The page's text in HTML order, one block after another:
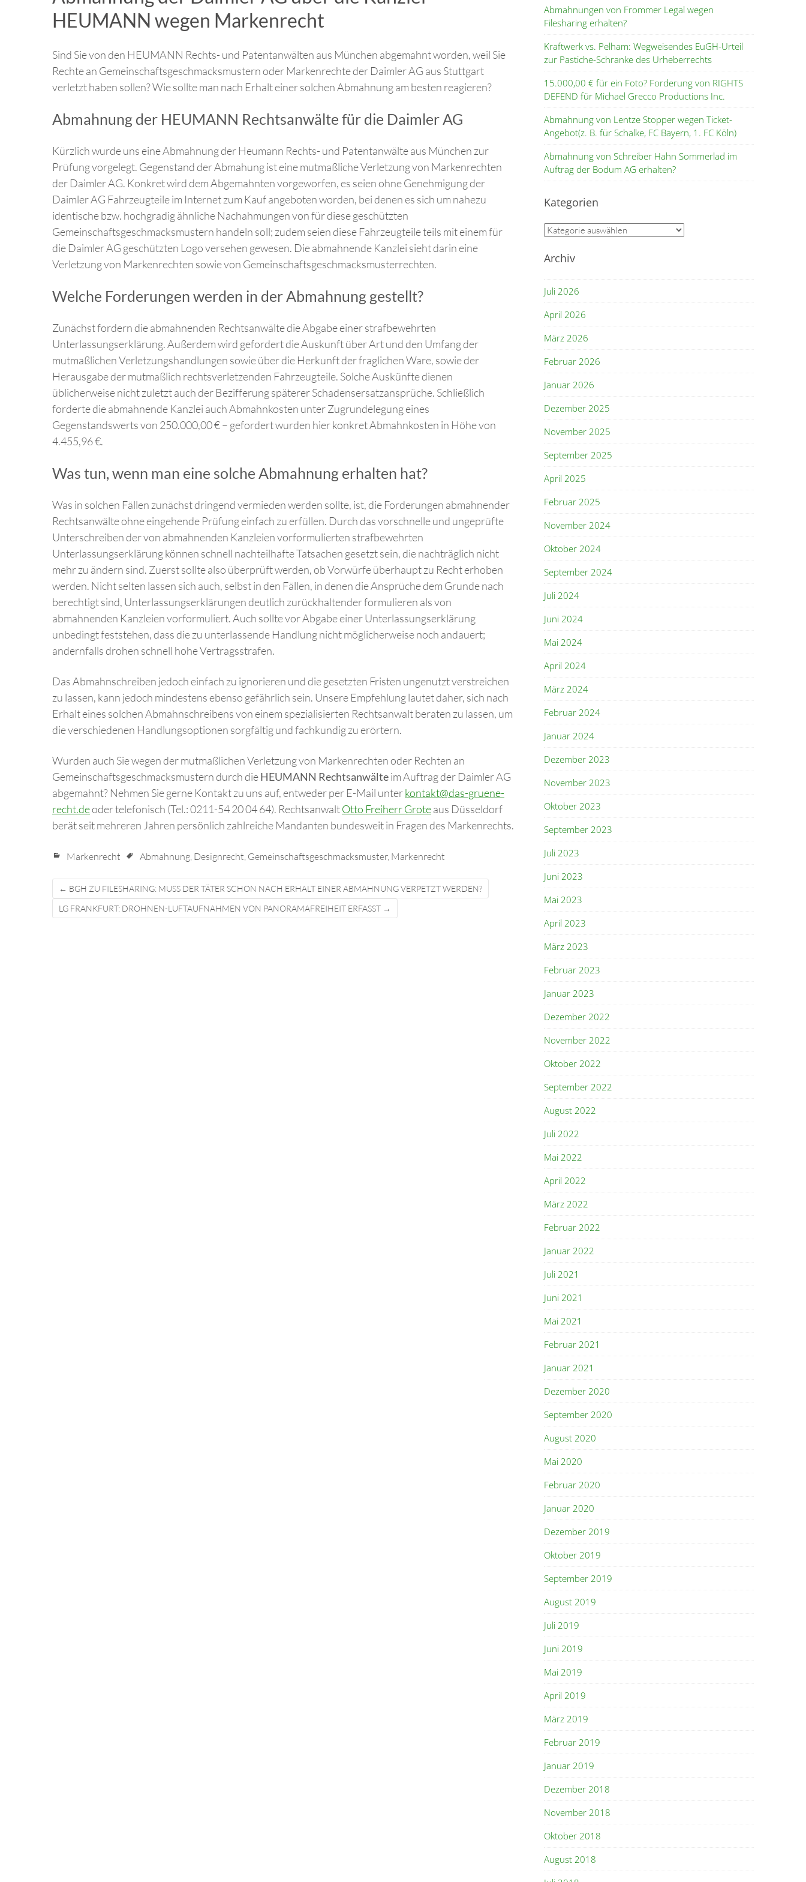
HEUMANN wegen Markenrecht
Sind Sie von den HEUMANN Rechts- und Patentanwälten aus München abgemahnt worden, weil Sie
Rechte an Gemeinschaftsgeschmacksmustern oder Markenrechte der Daimler AG aus Stuttgart
verletzt haben sollen? Wie sollte man nach Erhalt einer solchen Abmahnung am besten reagieren?
Abmahnung der HEUMANN Rechtsanwälte für die Daimler AG
Kürzlich wurde uns eine Abmahnung der Heumann Rechts- und Patentanwälte aus München zur
Prüfung vorgelegt. Gegenstand der Abmahung ist eine mutmaßliche Verletzung von Markenrechten
der Daimler AG. Konkret wird dem Abgemahnten vorgeworfen, es seien ohne Genehmigung der
Daimler AG Fahrzeugteile im Internet zum Kauf angeboten worden, bei denen es sich um nahezu
identische bzw. hochgradig ähnliche Nachahmungen von für diese geschützten
Gemeinschaftsgeschmacksmustern handeln soll; zudem seien diese Fahrzeugteile teils mit einem für
die Daimler AG geschützten Logo versehen gewesen. Die abmahnende Kanzlei sieht darin eine
Verletzung von Markenrechten sowie von Gemeinschaftsgeschmacksmusterrechten.
Welche Forderungen werden in der Abmahnung gestellt?
Zunächst fordern die abmahnenden Rechtsanwälte die Abgabe einer strafbewehrten
Unterlassungserklärung. Außerdem wird gefordert die Auskunft über Art und den Umfang der
mutmaßlichen Verletzungshandlungen sowie über die Herkunft der fraglichen Ware, sowie der
Herausgabe der mutmaßlich rechtsverletzenden Fahrzeugteile. Solche Auskünfte dienen
üblicherweise nicht zuletzt auch der Bezifferung späterer Schadensersatzansprüche. Schließlich
forderte die abmahnende Kanzlei auch Abmahnkosten unter Zugrundelegung eines
Gegenstandswerts von 250.000,00 € – gefordert wurden hier konkret Abmahnkosten in Höhe von
4.455,96 €.
Was tun, wenn man eine solche Abmahnung erhalten hat?
Was in solchen Fällen zunächst dringend vermieden werden sollte, ist, die Forderungen abmahnender
Rechtsanwälte ohne eingehende Prüfung einfach zu erfüllen. Durch das vorschnelle und ungeprüfte
Unterschreiben der von abmahnenden Kanzleien vorformulierten strafbewehrten
Unterlassungserklärung können schnell nachteilhafte Tatsachen gesetzt sein, die nachträglich nicht
mehr zu ändern sind. Zuerst sollte also überprüft werden, ob Vorwürfe überhaupt zu Recht erhoben
werden. Nicht selten lassen sich auch, selbst in den Fällen, in denen die Ansprüche dem Grunde nach
berechtigt sind, Unterlassungserklärungen deutlich zurückhaltender formulieren als von
abmahnenden Kanzleien vorformuliert. Auch sollte vor Abgabe einer Unterlassungserklärung
unbedingt feststehen, dass die zu unterlassende Handlung nicht möglicherweise noch andauert;
andernfalls drohen schnell hohe Vertragsstrafen.
Das Abmahnschreiben jedoch einfach zu ignorieren und die gesetzten Fristen ungenutzt verstreichen
zu lassen, kann jedoch mindestens ebenso gefährlich sein. Unsere Empfehlung lautet daher, sich nach
Erhalt eines solchen Abmahnschreibens von einem spezialisierten Rechtsanwalt beraten zu lassen, um
die verschiedenen Handlungsoptionen sorgfältig und fachkundig zu erörtern.
Wurden auch Sie wegen der mutmaßlichen Verletzung von Markenrechten oder Rechten an
Gemeinschaftsgeschmacksmustern durch dieHEUMANN Rechtsanwälteim Auftrag der Daimler AG
abgemahnt? Nehmen Sie gerne Kontakt zu uns auf, entweder per E-Mail unterkontakt@das-gruene-
recht.deoder telefonisch (Tel.: 0211-54 20 04 64). RechtsanwaltOtto Freiherr Groteaus Düsseldorf
berät seit mehreren Jahren persönlich zahlreiche Mandanten bundesweit in Fragen des Markenrechts.
Markenrecht Abmahnung Designrecht Gemeinschaftsgeschmacksmuster, Markenrecht
Post
navigation
← BGH ZU FILESHARING: MUSS DER TÄTER SCHON NACH ERHALT EINER ABMAHNUNG VERPETZT WERDEN?
LG FRANKFURT: DROHNEN-LUFTAUFNAHMEN VON PANORAMAFREIHEIT ERFASST →
Abmahnungen von Frommer Legal wegen
Filesharing erhalten?
Kraftwerk vs. Pelham: Wegweisendes EuGH-Urteil
zur Pastiche-Schranke des Urheberrechts
15.000,00 € für ein Foto? Forderung von RIGHTS
DEFEND für Michael Grecco Productions Inc.
Abmahnung von Lentze Stopper wegen Ticket-
Angebot(z. B. für Schalke, FC Bayern, 1. FC Köln)
Abmahnung von Schreiber Hahn Sommerlad im
Auftrag der Bodum AG erhalten?
Kategorien
Kategorien
Archiv
Juli 2026
April 2026
März 2026
Februar 2026
Januar 2026
Dezember 2025
November 2025
September 2025
April 2025
Februar 2025
November 2024
Oktober 2024
September 2024
Juli 2024
Juni 2024
Mai 2024
April 2024
März 2024
Februar 2024
Januar 2024
Dezember 2023
November 2023
Oktober 2023
September 2023
Juli 2023
Juni 2023
Mai 2023
April 2023
März 2023
Februar 2023
Januar 2023
Dezember 2022
November 2022
Oktober 2022
September 2022
August 2022
Juli 2022
Mai 2022
April 2022
März 2022
Februar 2022
Januar 2022
Juli 2021
Juni 2021
Mai 2021
Februar 2021
Januar 2021
Dezember 2020
September 2020
August 2020
Mai 2020
Februar 2020
Januar 2020
Dezember 2019
Oktober 2019
September 2019
August 2019
Juli 2019
Juni 2019
Mai 2019
April 2019
März 2019
Februar 2019
Januar 2019
Dezember 2018
November 2018
Oktober 2018
August 2018